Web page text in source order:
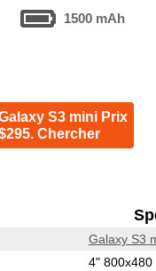
1500 mAh
S3 mini Prix
Chercher
Galaxy S3
4" 800x480